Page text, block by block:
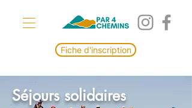
Fiche d'inscription
Séjours solidaires